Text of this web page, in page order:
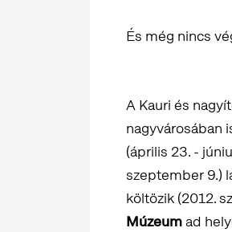
És még nincs
A Kauri és
nagyvárosában
(április 23. -
szeptember 9.)
költözik (2012.
Múzeumad